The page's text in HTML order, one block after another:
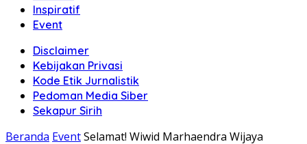
Inspiratif
Event
Disclaimer
Kebijakan Privasi
Kode Etik Jurnalistik
Pedoman Media Siber
Sekapur Sirih
Beranda EventSelamat! Wiwid Marhaendra Wijaya